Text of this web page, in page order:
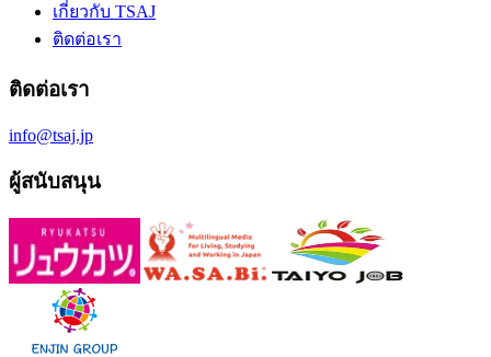
เกี่ยวกับ TSAJ
ติดต่อเรา
ติดต่อเรา
info@tsaj.jp
ผู้สนับสนุน